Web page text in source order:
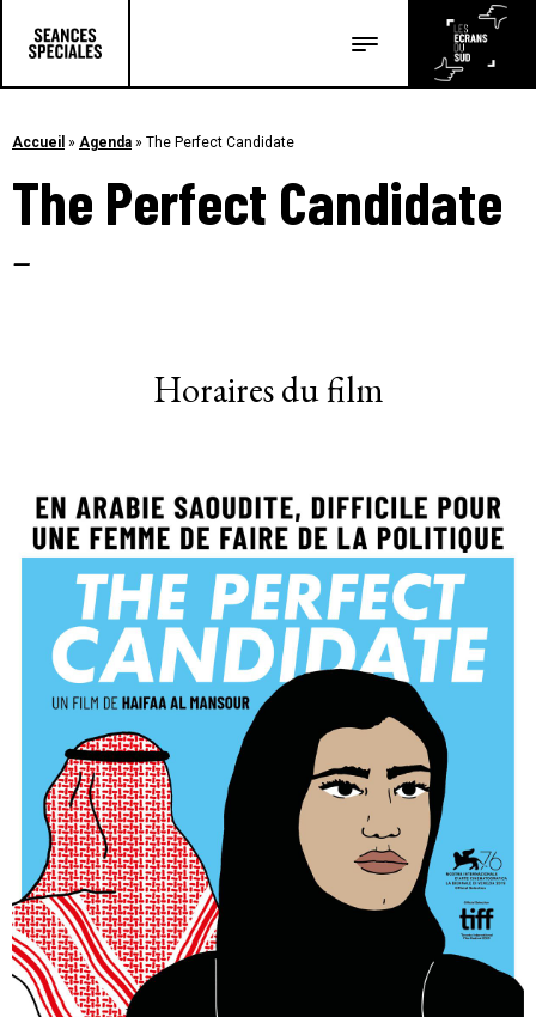
Les articles
Accueil » Agenda » The Perfect Candidate
The Perfect Candidate
–
Horaires du film